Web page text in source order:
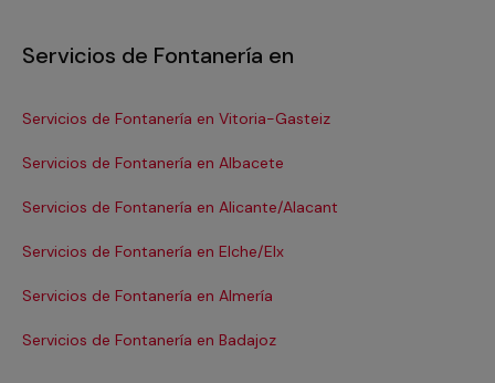
Servicios de Fontanería en
Servicios de Fontanería en Vitoria-Gasteiz
Servicios de Fontanería en Albacete
Servicios de Fontanería en Alicante/Alacant
Servicios de Fontanería en Elche/Elx
Servicios de Fontanería en Almería
Servicios de Fontanería en Badajoz